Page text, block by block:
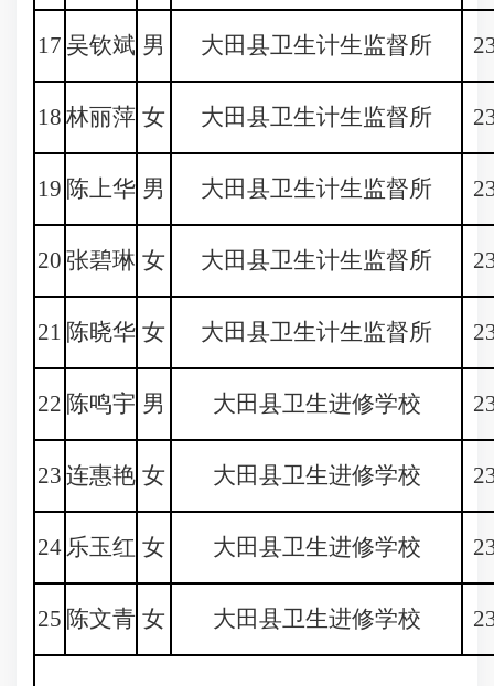
17 吴钦斌 男 大田县卫生计生监督所
18 林丽萍 女 大田县卫生计生监督所
19 陈上华 男 大田县卫生计生监督所
20 张碧琳 女 大田县卫生计生监督所
21 陈晓华 女 大田县卫生计生监督所
22 陈鸣宇 男 大田县卫生进修学校
23 连惠艳 女 大田县卫生进修学校
24 乐玉红 女 大田县卫生进修学校
25 陈文青 女 大田县卫生进修学校